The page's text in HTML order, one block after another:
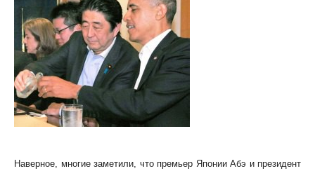
Наверное, многие заметили, что премьер Японии Абэ и президент